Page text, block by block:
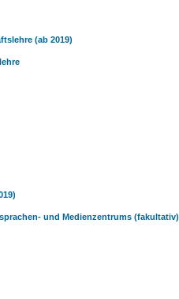
(ab 2019)
und Medienzentrums (fakultativ)